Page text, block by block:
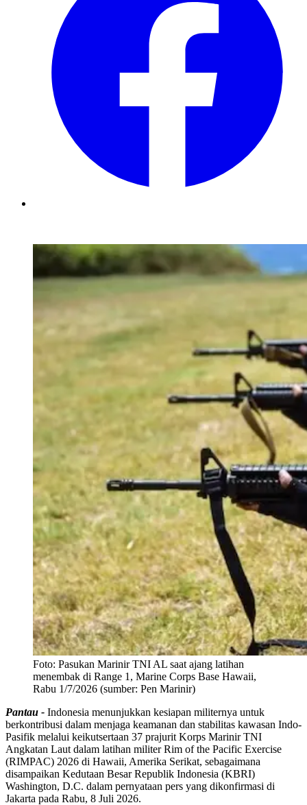
Foto: Pasukan Marinir TNI AL saat ajang latihan
menembak di Range 1, Marine Corps Base Hawaii,
Rabu 1/7/2026 (sumber: Pen Marinir)
Pantau - Indonesia menunjukkan kesiapan militernya untuk
berkontribusi dalam menjaga keamanan dan stabilitas kawasan Indo-
Pasifik melalui keikutsertaan 37 prajurit Korps Marinir TNI
Angkatan Laut dalam latihan militer Rim of the Pacific Exercise
(RIMPAC) 2026 di Hawaii, Amerika Serikat, sebagaimana
disampaikan Kedutaan Besar Republik Indonesia (KBRI)
Washington, D.C. dalam pernyataan pers yang dikonfirmasi di
Jakarta pada Rabu, 8 Juli 2026.